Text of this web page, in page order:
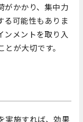
がかかり、集中力
る可能性もありま
ンメントを取り入
が大切です。
実施すれば、効果